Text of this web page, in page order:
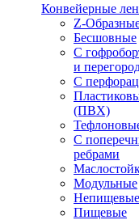
Конвейерные
Z-
Бесшовные
С
и
С
(ПВХ)
С
ребрами
Модульные
Непищевые
Пищевые